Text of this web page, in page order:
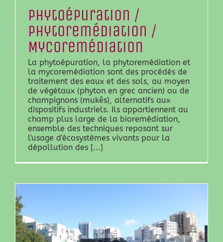
Phytoépuration /
Phytoremédiation /
Mycoremédiation
La phytoépuration, la phytoremédiation et
la mycoremédiation sont des procédés de
traitement des eaux et des sols, au moyen
de végétaux (phyton en grec ancien) ou de
champignons (mukês), alternatifs aux
dispositifs industriels. Ils appartiennent au
champ plus large de la bioremédiation,
ensemble des techniques reposant sur
l'usage d'écosystèmes vivants pour la
dépollution des [...]